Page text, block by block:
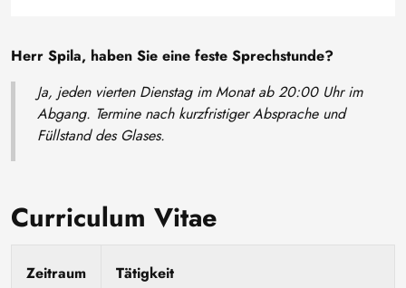
Herr Spila, haben Sie eine feste Sprechstunde?
Ja, jeden vierten Dienstag im Monat ab 20:00 Uhr im
Abgang. Termine nach kurzfristiger Absprache und
Füllstand des Glases.
Curriculum Vitae
Zeitraum Tätigkeit